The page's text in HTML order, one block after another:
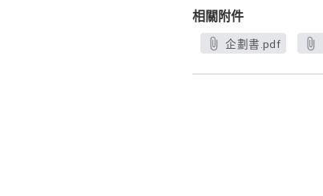
相關附件
企劃書.pdf